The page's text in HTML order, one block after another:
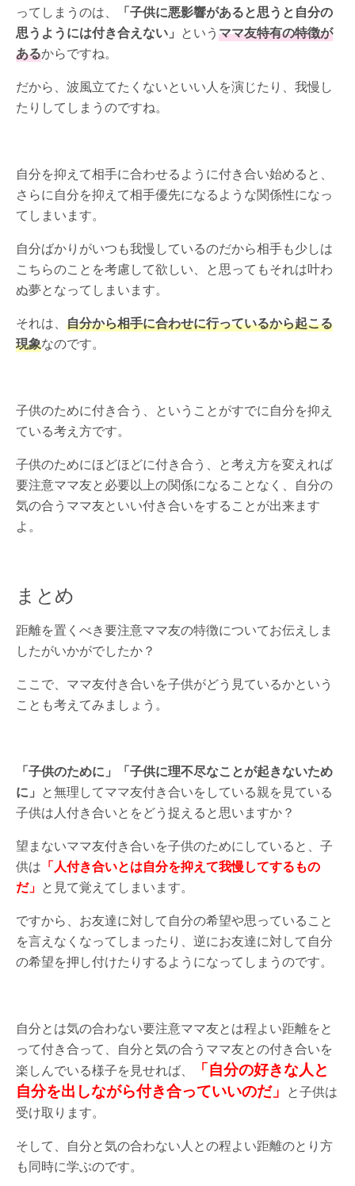
ってしまうのは、
「子供に悪影響があると思うと自分の
思うようには付き合えない」 というママ友特有の特徴が
あるからですね。
だから、波風立てたくないといい人を演じたり、我慢し
たりしてしまうのですね。
自分を抑えて相手に合わせるように付き合い始めると、
さらに自分を抑えて相手優先になるような関係性になっ
てしまいます。
自分ばかりがいつも我慢しているのだから相手も少しは
こちらのことを考慮して欲しい、と思ってもそれは叶わ
ぬ夢となってしまいます。
それは、 自分から相手に合わせに行っているから起こる
現象なのです。
子供のために付き合う、ということがすでに自分を抑え
ている考え方です。
子供のためにほどほどに付き合う、と考え方を変えれば
要注意ママ友と必要以上の関係になることなく、自分の
気の合うママ友といい付き合いをすることが出来ます
よ。
まとめ
距離を置くべき要注意ママ友の特徴についてお伝えしま
したがいかがでしたか？
ここで、ママ友付き合いを子供がどう見ているかという
ことも考えてみましょう。
「子供のために」「子供に理不尽なことが起きないため
に」 と無理してママ友付き合いをしている親を見ている
子供は人付き合いとをどう捉えると思いますか？
望まないママ友付き合いを子供のためにしていると、子
供は 「人付き合いとは自分を抑えて我慢してするもの
だ」 と見て覚えてしまいます。
ですから、お友達に対して自分の希望や思っていること
を言えなくなってしまったり、逆にお友達に対して自分
の希望を押し付けたりするようになってしまうのです。
自分とは気の合わない要注意ママ友とは程よい距離をと
って付き合って、自分と気の合うママ友との付き合いを
楽しんでいる様子を見せれば、
「自分の好きな人と
自分を出しながら付き合っていいのだ」 と子供は
受け取ります。
そして、自分と気の合わない人との程よい距離のとり方
も同時に学ぶのです。